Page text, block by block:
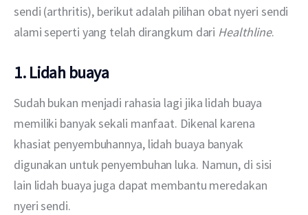
sendi (arthritis), berikut adalah pilihan obat nyeri sendi
alami seperti yang telah dirangkum dari Healthline.
1. Lidah buaya
Sudah bukan menjadi rahasia lagi jika lidah buaya
memiliki banyak sekali manfaat. Dikenal karena
khasiat penyembuhannya, lidah buaya banyak
digunakan untuk penyembuhan luka. Namun, di sisi
lain lidah buaya juga dapat membantu meredakan
nyeri sendi.